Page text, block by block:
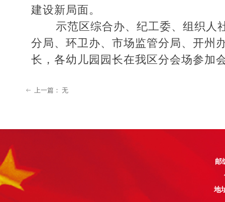
建设新局面。
示范区综合办、纪工委、组织人社
分局、环卫办、市场监管分局、开州
长，各幼儿园园长在我区分会场参加
ꂃ 上一篇： 无
邮
地